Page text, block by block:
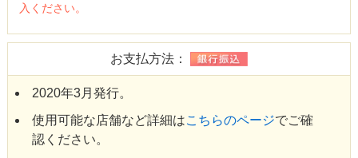
入ください。
お支払方法：
2020年3月発行。
使用可能な店舗など詳細はこちらのページでご確
認ください。